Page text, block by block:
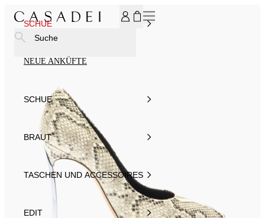
SCHUE
NEUE ANKÜFTE
SCHUE
BRAUT
TASCHEN UND ACCESSOIRES
EDIT
Suche